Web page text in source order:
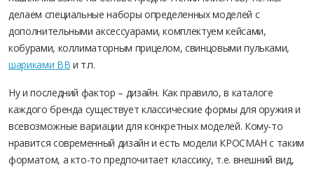
делаем специальные наборы определенных моделей с
дополнительными аксессуарами, комплектуем кейсами,
кобурами, коллиматорным прицелом, свинцовыми пульками,
шариками ВВ и т.п.
Ну и последний фактор – дизайн. Как правило, в каталоге
каждого бренда существует классические формы для оружия и
всевозможные вариации для конкретных моделей. Кому-то
нравится современный дизайн и есть модели КРОСМАН с таким
форматом, а кто-то предпочитает классику, т.е. внешний вид,